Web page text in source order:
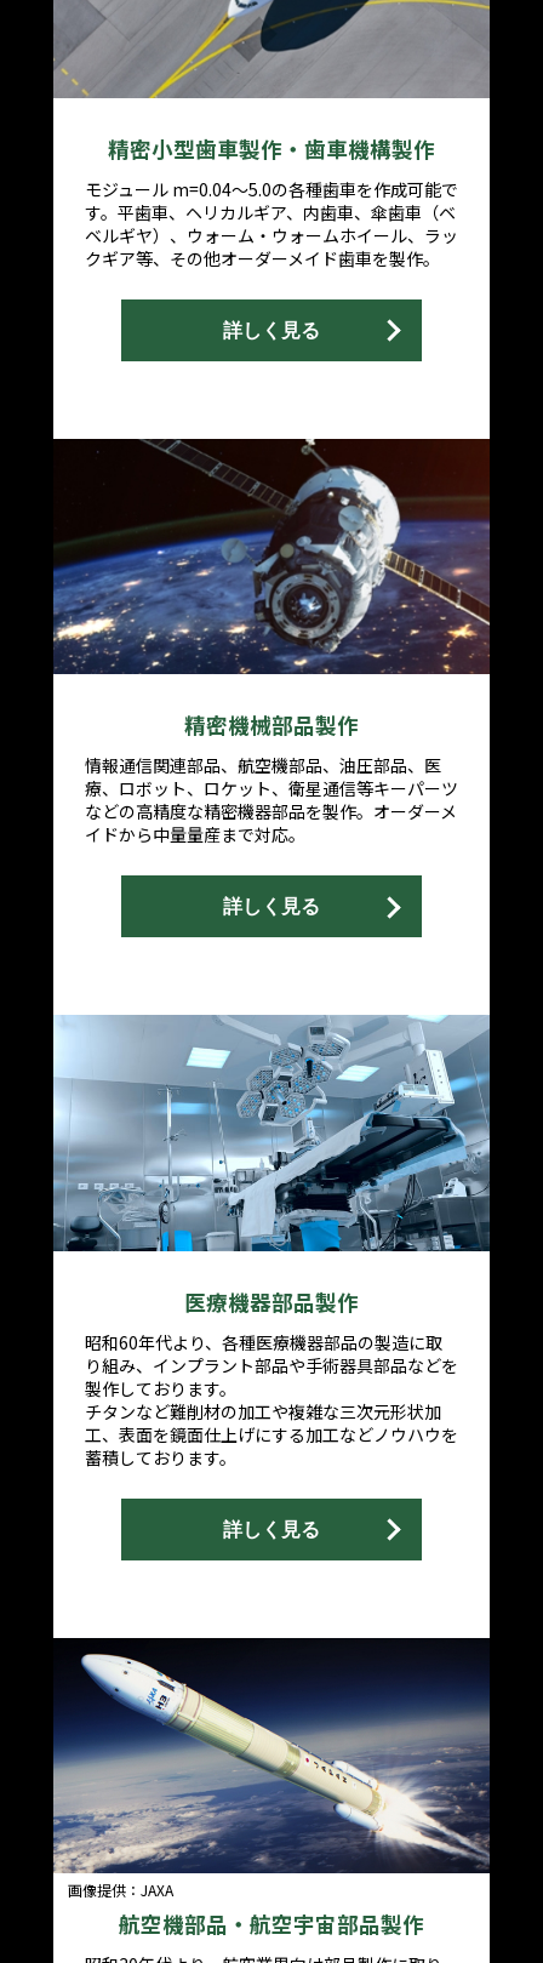
精密小型歯車製作・歯車機構製作
モジュール m=0.04～5.0の各種歯車を作成可能で
す。平歯車、ヘリカルギア、内歯車、傘歯車（ベ
ベルギヤ）、ウォーム・ウォームホイール、ラッ
クギア等、その他オーダーメイド歯車を製作。
詳しく見る
精密機械部品製作
情報通信関連部品、航空機部品、油圧部品、医
療、ロボット、ロケット、衛星通信等キーパーツ
などの高精度な精密機器部品を製作。オーダーメ
イドから中量量産まで対応。
詳しく見る
医療機器部品製作
昭和60年代より、各種医療機器部品の製造に取
り組み、インプラント部品や手術器具部品などを
製作しております。
チタンなど難削材の加工や複雑な三次元形状加
工、表面を鏡面仕上げにする加工などノウハウを
蓄積しております。
詳しく見る
画像提供：JAXA
航空機部品・航空宇宙部品製作